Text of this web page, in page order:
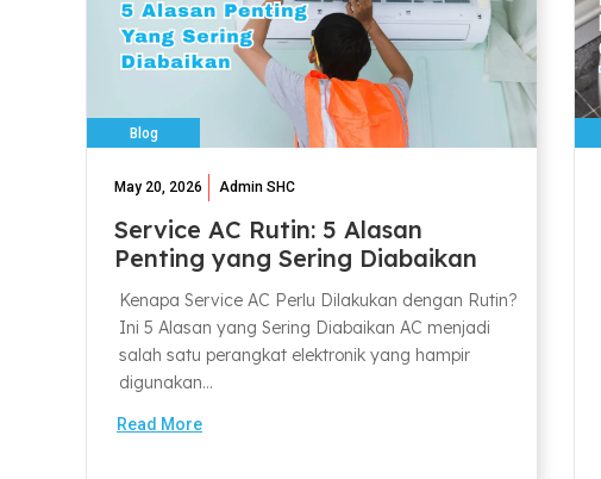
Blog
May 20, 2026 Admin SHC
Service AC Rutin: 5 Alasan
Penting yang Sering Diabaikan
Kenapa Service AC Perlu Dilakukan dengan Rutin?
Ini 5 Alasan yang Sering Diabaikan AC menjadi
salah satu perangkat elektronik yang hampir
digunakan...
Read More